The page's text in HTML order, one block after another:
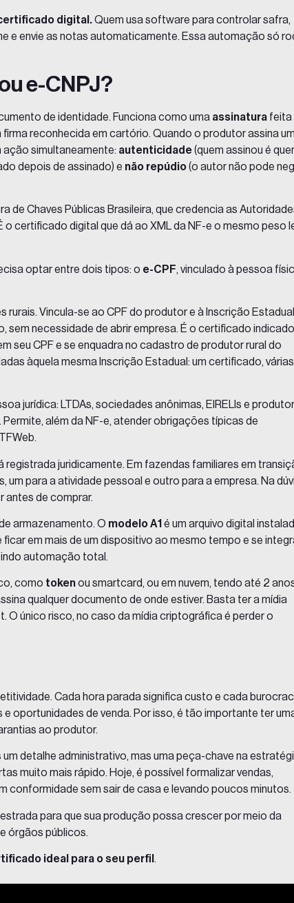
digital.Quem usa software para controlar safra,
e envie as notas automaticamente. Essa automação só
e-CNPJ?
de identidade. Funciona como uma assinatura feita
reconhecida em cartório. Quando o produtor assina
simultaneamente: autenticidade(quem assinou é
depois de assinado) e não repúdio(o autor não pode
de Chaves Públicas Brasileira, que credencia as
certificado digital que dá ao XML da NF-e o mesmo peso
optar entre dois tipos: o e-CPF, vinculado à pessoa
rurais. Vincula-se ao CPF do produtor e à Inscrição
sem necessidade de abrir empresa. É o certificado indicado
seu CPF e se enquadra no cadastro de produtor rural do
àquela mesma Inscrição Estadual: um certificado, várias
jurídica: LTDAs, sociedades anônimas, EIRELIs e
além da NF-e, atender obrigações típicas de
juridicamente. Em fazendas familiares em
para a atividade pessoal e outro para a empresa. Na
antes de comprar.
armazenamento. O modelo A1 é um arquivo digital
ficar em mais de um dispositivo ao mesmo tempo e se
automação total.
como tokenou smartcard, ou em nuvem, tendo até 2
qualquer documento de onde estiver. Basta ter a mídia
único risco, no caso da mídia criptográfica é perder o
Cada hora parada significa custo e cada
oportunidades de venda. Por isso, é tão importante ter
ao produtor.
detalhe administrativo, mas uma peça-chave na
muito mais rápido. Hoje, é possível formalizar vendas,
conformidade sem sair de casa e levando poucos minutos.
para que sua produção possa crescer por meio da
órgãos públicos.
ideal para o seu perfil .